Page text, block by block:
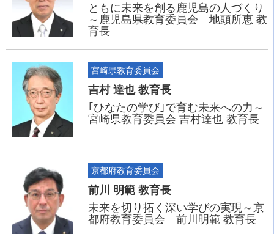
ともに未来を創る鹿児島の人づくり
～鹿児島県教育委員会 地頭所恵 教
育長
宮崎県教育委員会
吉村 達也 教育長
｢ひなたの学び｣で育む未来への力～
宮崎県教育委員会 吉村達也 教育長
京都府教育委員会
前川 明範 教育長
未来を切り拓く深い学びの実現～京
都府教育委員会 前川明範 教育長